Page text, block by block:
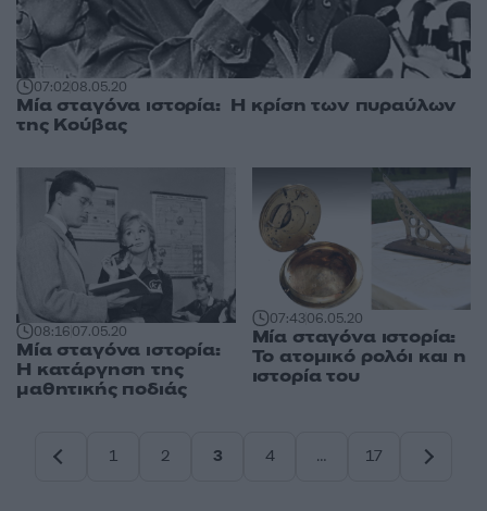
07:0208.05.20
Μία σταγόνα ιστορία: Η κρίση των πυραύλων
της Κούβας
08:1607.05.20
Μία σταγόνα ιστορία:
Η κατάργηση της
μαθητικής ποδιάς
07:4306.05.20
Μία σταγόνα ιστορία:
Το ατομικό ρολόι και η
ιστορία του
1
2
3
4
…
17